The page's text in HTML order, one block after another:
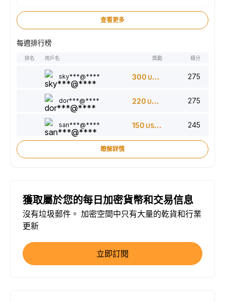
查看更多
每週排行榜
排名 用戶名 獎勵 積分
sky***@**** 300 USDT 275
dor***@**** 220 USDT 275
san***@**** 150 USDT 245
瞭解詳情
獲取屬於您的每日加密貨幣和交易信息
沒有垃圾郵件。 加密空間中只有大量的乾貨和行業
更新
立即訂閱